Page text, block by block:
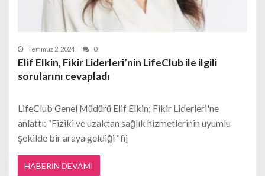
Temmuz 2, 2024 0
Elif Elkin, Fikir Liderleri’nin LifeClub ile ilgili
sorularını cevapladı
LifeClub Genel Müdürü Elif Elkin; Fikir Liderleri'ne
anlattı: “Fiziki ve uzaktan sağlık hizmetlerinin uyumlu
şekilde bir araya geldiği “fij
HABERIN DEVAMI